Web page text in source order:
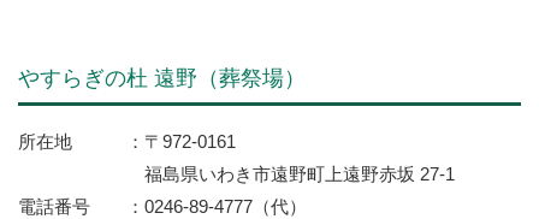
やすらぎの杜 遠野（葬祭場）
所在地
〒972-0161
福島県いわき市遠野町上遠野赤坂 27-1
電話番号
0246-89-4777（代）